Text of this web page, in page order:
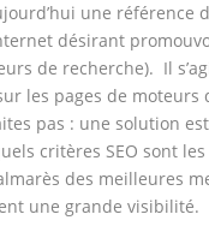
une
désirant
de recherche). Il
les pages de
pas : une solution
critères SEO sont
des meilleures
une grande visibilité.